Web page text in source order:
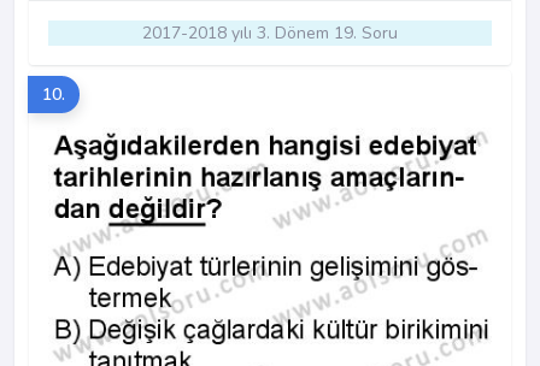
2017-2018 yılı 3. Dönem 19. Soru
10.